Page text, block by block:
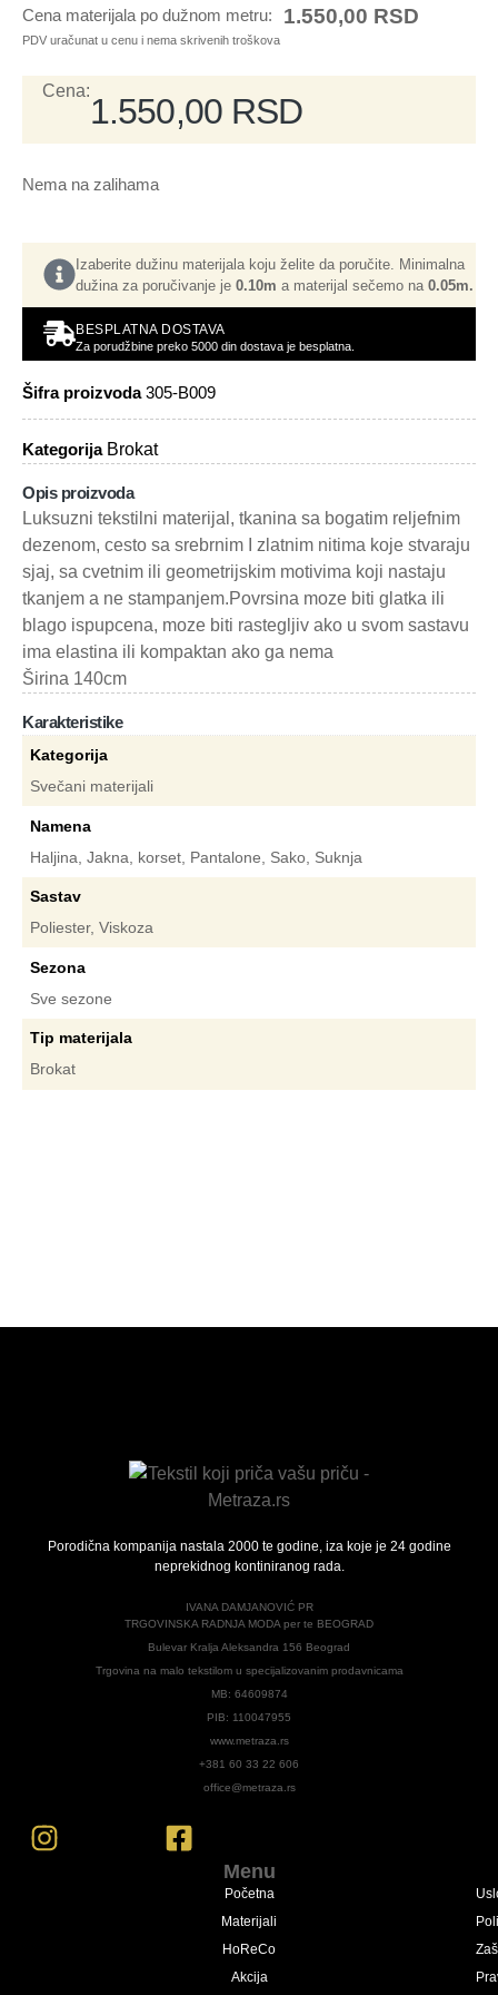
Cena materijala po dužnom metru: 1.550,00 RSD
PDV uračunat u cenu i nema skrivenih troškova
Cena:
1.550,00 RSD
Nema na zalihama
Izaberite dužinu materijala koju želite da poručite. Minimalna
dužina za poručivanje je 0.10m a materijal sečemo na 0.05m.
BESPLATNA DOSTAVA
Za porudžbine preko 5000 din dostava je besplatna.
Šifra proizvoda305-B009
Kategorija Brokat
Opis proizvoda
Luksuzni tekstilni materijal, tkanina sa bogatim reljefnim
dezenom, cesto sa srebrnim I zlatnim nitima koje stvaraju
sjaj, sa cvetnim ili geometrijskim motivima koji nastaju
tkanjem a ne stampanjem.Povrsina moze biti glatka ili
blago ispupcena, moze biti rastegljiv ako u svom sastavu
ima elastina ili kompaktan ako ga nema
Širina 140cm
Karakteristike
Kategorija
Svečani materijali
Namena
Haljina, Jakna, korset, Pantalone, Sako, Suknja
Sastav
Poliester, Viskoza
Sezona
Sve sezone
Tip materijala
Brokat
Porodična kompanija nastala 2000 te godine, iza koje je 24 godine
neprekidnog kontiniranog rada.
IVANA DAMJANOVIĆ PR
TRGOVINSKA RADNJA MODA per te BEOGRAD
Bulevar Kralja Aleksandra 156 Beograd
Trgovina na malo tekstilom u specijalizovanim prodavnicama
MB: 64609874
PIB: 110047955
www.metraza.rs
+381 60 33 22 606
office@metraza.rs
Menu
Početna
Materijali
HoReCo
Akcija